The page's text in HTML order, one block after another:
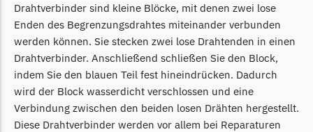
Begrenzungsdraht
Mammotion
Mammotion Messer
McCulloch
McCulloch Messer
Drahtverbinder sind kleine Blöcke, mit denen zwei lose
Enden des Begrenzungsdrahtes miteinander verbunden
werden können. Sie stecken zwei lose Drahtenden in einen
Drahtverbinder. Anschließend schließen Sie den Block,
indem Sie den blauen Teil fest hineindrücken. Dadurch
wird der Block wasserdicht verschlossen und eine
Verbindung zwischen den beiden losen Drähten hergestellt.
Diese Drahtverbinder werden vor allem bei Reparaturen